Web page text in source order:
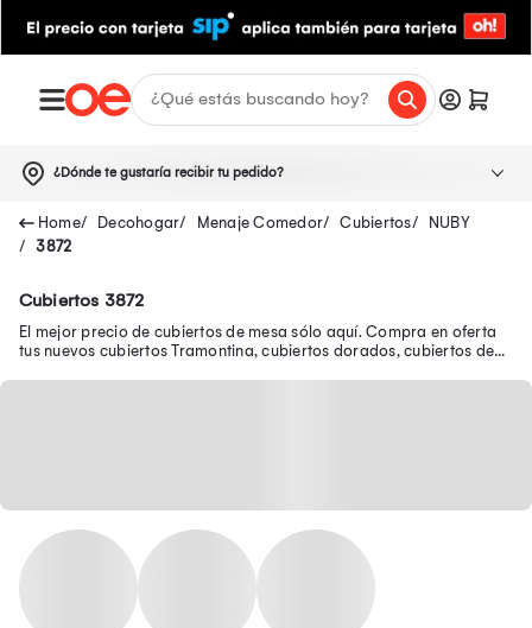
¿Dónde te gustaría recibir tu pedido?
Decohogar Menaje Comedor Cubiertos
NUBY
3872
Cubiertos 3872
El mejor precio de cubiertos de mesa sólo aquí. Compra en oferta
tus nuevos cubiertos Tramontina, cubiertos dorados, cubiertos de